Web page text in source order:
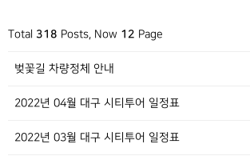
Total 318 Posts, Now 12 Page
벚꽃길 차량정체 안내
2022년 04월 대구 시티투어 일정표
2022년 03월 대구 시티투어 일정표